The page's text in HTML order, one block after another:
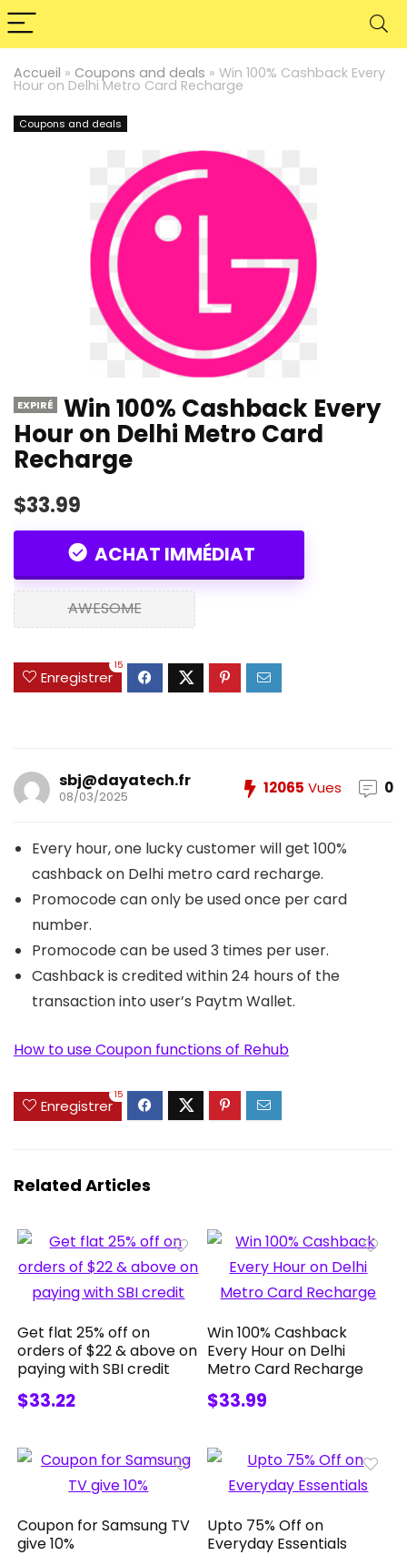
Accueil » Coupons and deals » Win 100% Cashback Every
Hour on Delhi Metro Card Recharge
Coupons and deals
EXPIRÉ Win 100% Cashback Every
Hour on Delhi Metro Card
Recharge
$33.99
ACHAT IMMÉDIAT
AWESOME
Enregistrer
15
sbj@dayatech.fr
08/03/2025 12065 Vues 0
Every hour, one lucky customer will get 100%
cashback on Delhi metro card recharge.
Promocode can only be used once per card
number.
Promocode can be used 3 times per user.
Cashback is credited within 24 hours of the
transaction into user’s Paytm Wallet.
How to use Coupon functions of Rehub
Enregistrer
15
Related Articles
Get flat 25% off on
orders of $22 & above on
paying with SBI credit
$33.22
Win 100% Cashback
Every Hour on Delhi
Metro Card Recharge
$33.99
Coupon for Samsung TV
give 10%
Upto 75% Off on
Everyday Essentials